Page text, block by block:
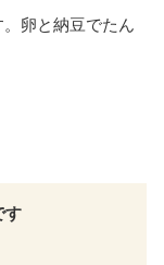
卵と納豆でたん
す